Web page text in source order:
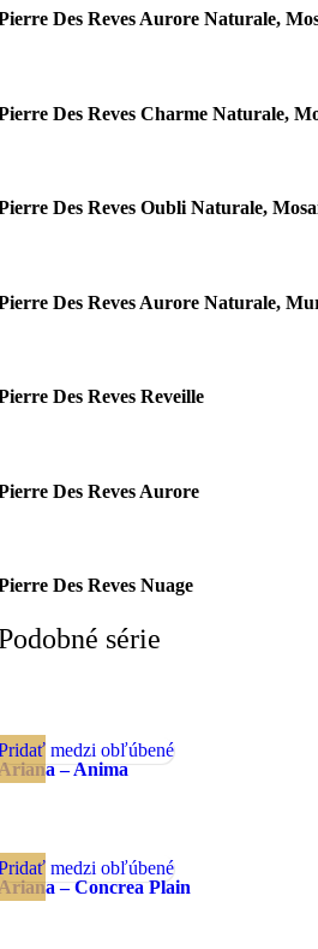
Des Reves Aurore Naturale,
Des Reves Charme Naturale,
Des Reves Oubli Naturale,
Des Reves Aurore Naturale,
Des Reves Reveille
Des Reves Aurore
Des Reves Nuage
série
medzi obľúbené
– Anima
medzi obľúbené
– Concrea Plain